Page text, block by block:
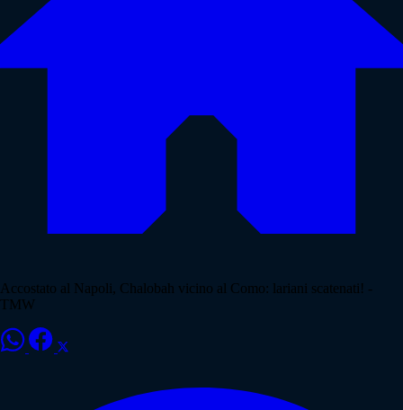
Accostato al Napoli, Chalobah vicino al Como: lariani scatenati! -
TMW